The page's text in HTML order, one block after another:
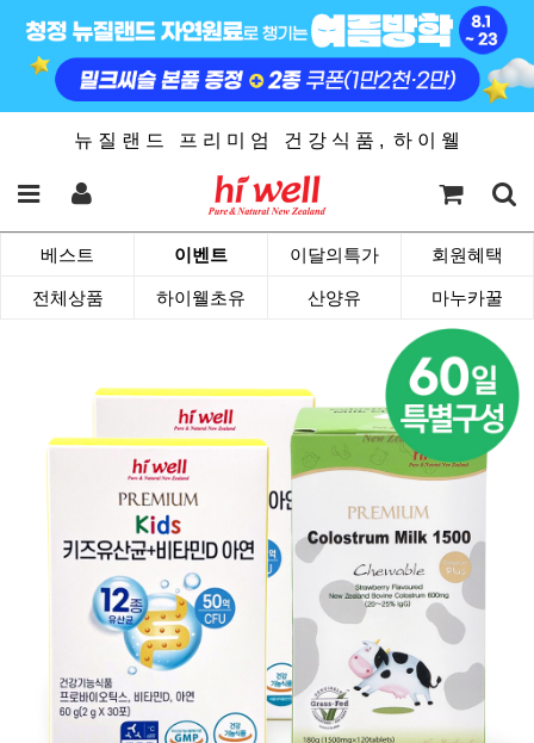
뉴 질 랜 드 프 리 미 엄 건 강 식 품 , 하 이 웰
베스트 이벤트 이달의특가 회원혜택
전체상품 하이웰초유 산양유 마누카꿀